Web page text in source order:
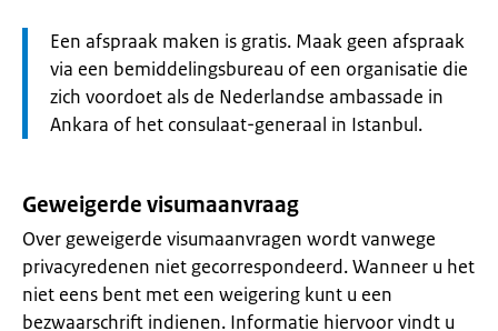
Let
op:
Een afspraak maken is gratis. Maak geen afspraak
via een bemiddelingsbureau of een organisatie die
zich voordoet als de Nederlandse ambassade in
Ankara of het consulaat-generaal in Istanbul.
Geweigerde visumaanvraag
Over geweigerde visumaanvragen wordt vanwege
privacyredenen niet gecorrespondeerd. Wanneer u het
niet eens bent met een weigering kunt u een
bezwaarschrift indienen. Informatie hiervoor vindt u